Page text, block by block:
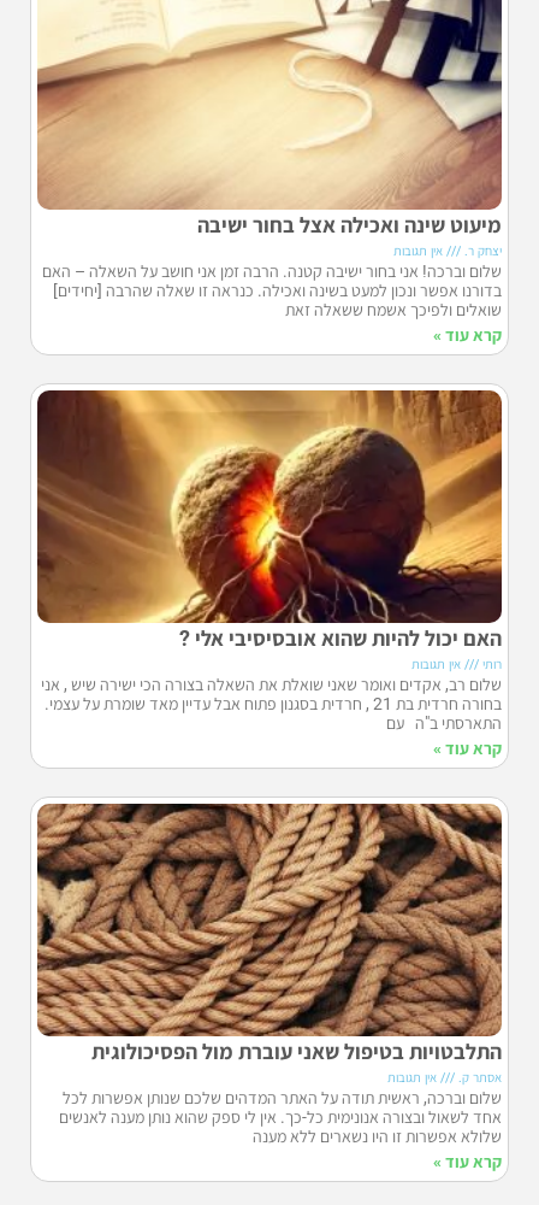
מיעוט שינה ואכילה אצל בחור ישיבה
יצחק ר. אין תגובות
שלום וברכה! אני בחור ישיבה קטנה. הרבה זמן אני חושב על השאלה – האם
בדורנו אפשר ונכון למעט בשינה ואכילה. כנראה זו שאלה שהרבה [יחידים]
שואלים ולפיכך אשמח ששאלה זאת
קרא עוד »
האם יכול להיות שהוא אובסיסיבי אלי ?
רותי אין תגובות
שלום רב, אקדים ואומר שאני שואלת את השאלה בצורה הכי ישירה שיש , אני
בחורה חרדית בת 21 , חרדית בסגנון פתוח אבל עדיין מאד שומרת על עצמי.
התארסתי ב"ה עם
קרא עוד »
התלבטויות בטיפול שאני עוברת מול הפסיכולוגית
אסתר ק. אין תגובות
שלום וברכה, ראשית תודה על האתר המדהים שלכם שנותן אפשרות לכל
אחד לשאול ובצורה אנונימית כל-כך. אין לי ספק שהוא נותן מענה לאנשים
שלולא אפשרות זו היו נשארים ללא מענה
קרא עוד »